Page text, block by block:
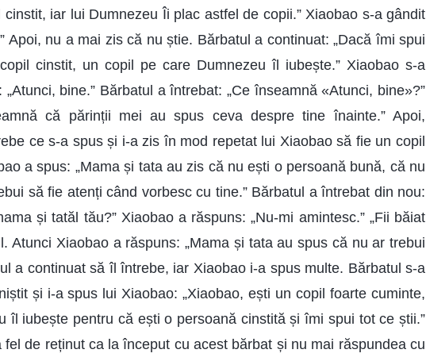
iar lui Dumnezeu Îi plac astfel de copii.” Xiaobao s-a gândit
Apoi, nu a mai zis că nu știe. Bărbatul a continuat: „Dacă îmi spui
cinstit, un copil pe care Dumnezeu îl iubește.” Xiaobao s-a
bine.” Bărbatul a întrebat: „Ce înseamnă «Atunci, bine»?”
că părinții mei au spus ceva despre tine înainte.” Apoi,
ce s-a spus și i-a zis în mod repetat lui Xiaobao să fie un copil
a spus: „Mama și tata au zis că nu ești o persoană bună, că nu
să fie atenți când vorbesc cu tine.” Bărbatul a întrebat din nou:
și tatăl tău?” Xiaobao a răspuns: „Nu-mi amintesc.” „Fii băiat
Atunci Xiaobao a răspuns: „Mama și tata au spus că nu ar trebui
a continuat să îl întrebe, iar Xiaobao i-a spus multe. Bărbatul s-a
și i-a spus lui Xiaobao: „Xiaobao, ești un copil foarte cuminte,
îl iubește pentru că ești o persoană cinstită și îmi spui tot ce știi.”
de reținut ca la început cu acest bărbat și nu mai răspundea cu